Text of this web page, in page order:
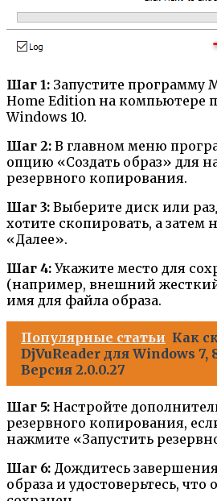
Шаг 1: Запустите программу
Home Edition на компьютере
Windows 10.
Шаг 2: В главном меню
опцию «Создать образ» для
резервного копирования.
Шаг 3: Выберите диск или
хотите скопировать, а затем
«Далее».
Шаг 4: Укажите место для
(например, внешний
имя для файла образа.
Популярные статьи Как
DjVuReader для Windows 7,
Версия 2.0.0.27
Шаг 5: Настройте
резервного копирования,
нажмите «Запустить
Шаг 6: Дождитесь
образа и удостоверьтесь, что